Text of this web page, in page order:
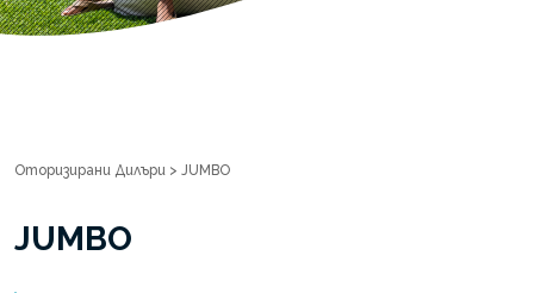
Оторизирани Дилъри > JUMBO
JUMBO